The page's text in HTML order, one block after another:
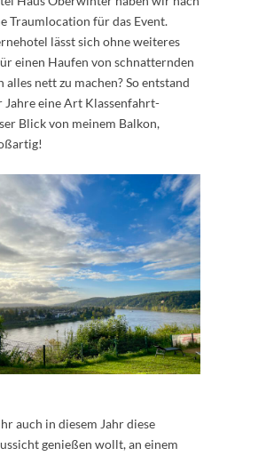
Traumlocation für das Event.
lässt sich ohne weiteres
einen Haufen von schnatternden
alles nett zu machen? So entstand
Jahre eine Art Klassenfahrt-
Blick von meinem Balkon,
auch in diesem Jahr diese
genießen wollt, an einem